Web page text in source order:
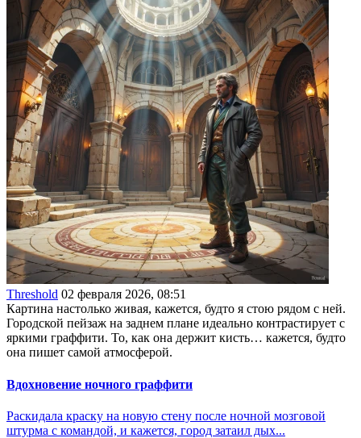
Threshold 02 февраля 2026, 08:51
Картина настолько живая, кажется, будто я стою рядом с ней.
Городской пейзаж на заднем плане идеально контрастирует с
яркими граффити. То, как она держит кисть… кажется, будто
она пишет самой атмосферой.
Вдохновение ночного граффити
Раскидала краску на новую стену после ночной мозговой
штурма с командой, и кажется, город затаил дых...